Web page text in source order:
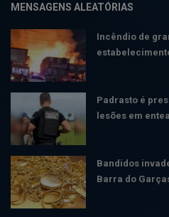
MENSAGENS ALEATÓRIAS
Incêndio de
Padrasto é
lesões em
Bandidos
Barra do